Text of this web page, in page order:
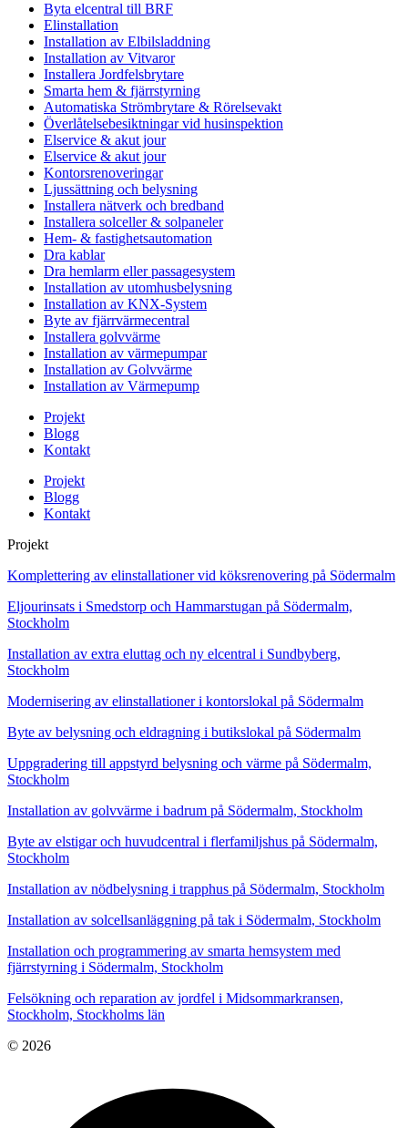
Byta elcentral till BRF
Elinstallation
Installation av Elbilsladdning
Installation av Vitvaror
Installera Jordfelsbrytare
Smarta hem & fjärrstyrning
Automatiska Strömbrytare & Rörelsevakt
Överlåtelsebesiktningar vid husinspektion
Elservice & akut jour
Elservice & akut jour
Kontorsrenoveringar
Ljussättning och belysning
Installera nätverk och bredband
Installera solceller & solpaneler
Hem- & fastighetsautomation
Dra kablar
Dra hemlarm eller passagesystem
Installation av utomhusbelysning
Installation av KNX-System
Byte av fjärrvärmecentral
Installera golvvärme
Installation av värmepumpar
Installation av Golvvärme
Installation av Värmepump
Projekt
Blogg
Kontakt
Projekt
Blogg
Kontakt
Projekt
Komplettering av elinstallationer vid köksrenovering på Södermalm
Eljourinsats i Smedstorp och Hammarstugan på Södermalm,
Stockholm
Installation av extra eluttag och ny elcentral i Sundbyberg,
Stockholm
Modernisering av elinstallationer i kontorslokal på Södermalm
Byte av belysning och eldragning i butikslokal på Södermalm
Uppgradering till appstyrd belysning och värme på Södermalm,
Stockholm
Installation av golvvärme i badrum på Södermalm, Stockholm
Byte av elstigar och huvudcentral i flerfamiljshus på Södermalm,
Stockholm
Installation av nödbelysning i trapphus på Södermalm, Stockholm
Installation av solcellsanläggning på tak i Södermalm, Stockholm
Installation och programmering av smarta hemsystem med
fjärrstyrning i Södermalm, Stockholm
Felsökning och reparation av jordfel i Midsommarkransen,
Stockholm, Stockholms län
© 2026